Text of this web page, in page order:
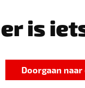
is
Doorgaan